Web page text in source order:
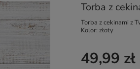
Torba z
Torba z cekinami z
Kolor: złoty
49,99 zł